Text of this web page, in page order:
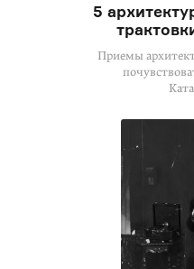
5
Приемы